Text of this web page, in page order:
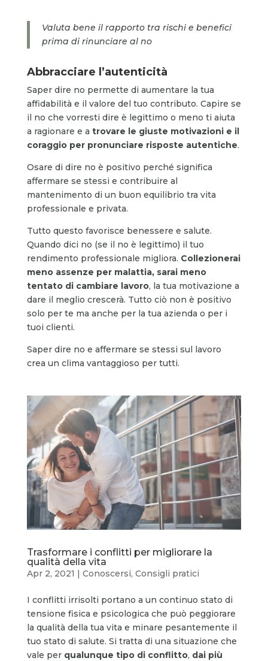
Valuta bene il rapporto tra rischi e benefici
prima di rinunciare al no
Abbracciare l’autenticità
Saper dire no permette di aumentare la tua
affidabilità e il valore del tuo contributo. Capire se
il no che vorresti dire è legittimo o meno ti aiuta
a ragionare e a trovare le giuste motivazioni e il
coraggio per pronunciare risposte autentiche.
Osare di dire no è positivo perché significa
affermare se stessi e contribuire al
mantenimento di un buon equilibrio tra vita
professionale e privata.
Tutto questo favorisce benessere e salute.
Quando dici no (se il no è legittimo) il tuo
rendimento professionale migliora. Collezionerai
meno assenze per malattia, sarai meno
tentato di cambiare lavoro, la tua motivazione a
dare il meglio crescerà. Tutto ciò non è positivo
solo per te ma anche per la tua azienda o per i
tuoi clienti.
Saper dire no e affermare se stessi sul lavoro
crea un clima vantaggioso per tutti.
Trasformare i conflitti per migliorare la
qualità della vita
Apr 2, 2021 | Conoscersi, Consigli pratici
I conflitti irrisolti portano a un continuo stato di
tensione fisica e psicologica che può peggiorare
la qualità della tua vita e minare pesantemente il
tuo stato di salute. Si tratta di una situazione che
vale per qualunque tipo di conflitto, dai più